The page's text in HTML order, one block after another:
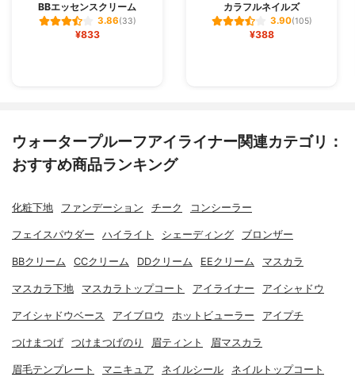
BBエッセンスクリーム
3.86(33)
¥833
カラフルネイルズ
3.90(105)
¥388
ウォータープルーフアイライナー関連カテゴリ：
おすすめ商品ランキング
化粧下地 ファンデーション チーク コンシーラー
フェイスパウダー ハイライト シェーディング ブロンザー
BBクリーム CCクリーム DDクリーム EEクリーム マスカラ
マスカラ下地 マスカラトップコート アイライナー アイシャドウ
アイシャドウベース アイブロウ ホットビューラー アイプチ
つけまつげ つけまつげのり 眉ティント 眉マスカラ
眉毛テンプレート マニキュア ネイルシール ネイルトップコート